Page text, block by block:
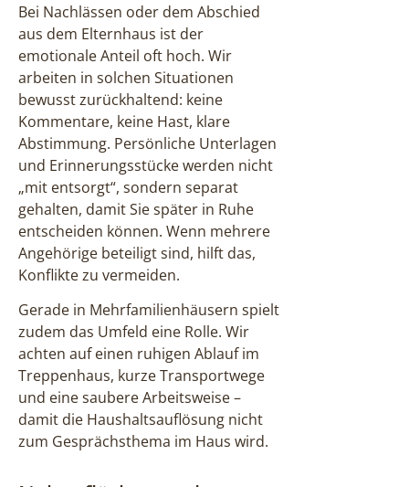
Bei Nachlässen oder dem Abschied
aus dem Elternhaus ist der
emotionale Anteil oft hoch. Wir
arbeiten in solchen Situationen
bewusst zurückhaltend: keine
Kommentare, keine Hast, klare
Abstimmung. Persönliche Unterlagen
und Erinnerungsstücke werden nicht
„mit entsorgt“, sondern separat
gehalten, damit Sie später in Ruhe
entscheiden können. Wenn mehrere
Angehörige beteiligt sind, hilft das,
Konflikte zu vermeiden.
Gerade in Mehrfamilienhäusern spielt
zudem das Umfeld eine Rolle. Wir
achten auf einen ruhigen Ablauf im
Treppenhaus, kurze Transportwege
und eine saubere Arbeitsweise –
damit die Haushaltsauflösung nicht
zum Gesprächsthema im Haus wird.